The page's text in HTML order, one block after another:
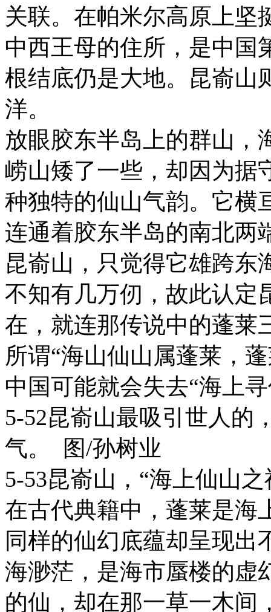
关联。在帕米尔高原上坚
中西王母的住所，是中国
根结底仍是大地。昆嵛山
洋。
放眼胶东半岛上的群山，
崂山矮了一些，却因为据
种独特的仙山气韵。它横
连通着胶东半岛的南北两
昆嵛山，只觉得它雄跨东
不知有几万仞，故此认定
在，就连那传说中的蓬莱
所谓“海山仙山属蓬莱，
中国可能就会失去“海上
5-52昆嵛山最吸引世人的
气。 图/孙树业
5-53昆嵛山，“海上仙山
在古代典籍中，蓬莱是海
同样的仙幻底蕴却呈现出
海渺茫，是海市蜃楼的虚
的仙，却在那一草一木间